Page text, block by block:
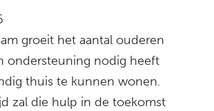
groeit het aantal ouderen
ondersteuning nodig heeft
thuis te kunnen wonen.
zal die hulp in de toekomst